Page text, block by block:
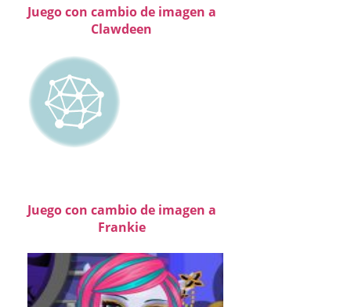
Juego con cambio de imagen a
Clawdeen
Juego con cambio de imagen a
Frankie